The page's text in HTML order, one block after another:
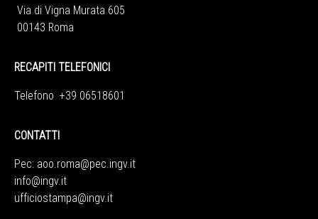
Via di Vigna Murata 605
00143 Roma
RECAPITI TELEFONICI
Telefono +39 06518601
CONTATTI
Pec: aoo.roma@pec.ingv.it
info@ingv.it
ufficiostampa@ingv.it